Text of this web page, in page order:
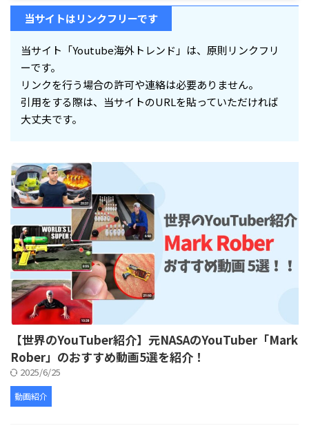
当サイトはリンクフリーです
当サイト「Youtube海外トレンド」は、原則リンクフリ
ーです。
リンクを行う場合の許可や連絡は必要ありません。
引用をする際は、当サイトのURLを貼っていただければ
大丈夫です。
【世界のYouTuber紹介】元NASAのYouTuber「Mark
Rober」のおすすめ動画5選を紹介！
2025/6/25
動画紹介